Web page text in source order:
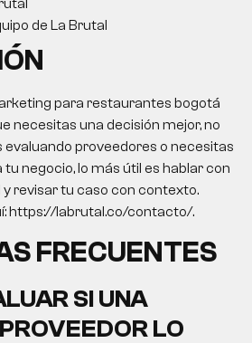
de La Brutal
para restaurantes bogotá
necesitas una decisión mejor, no
evaluando proveedores o necesitas
negocio, lo más útil es hablar con
y revisar tu caso con contexto.
https://labrutal.co/contacto/.
FRECUENTES
SI UNA
LO